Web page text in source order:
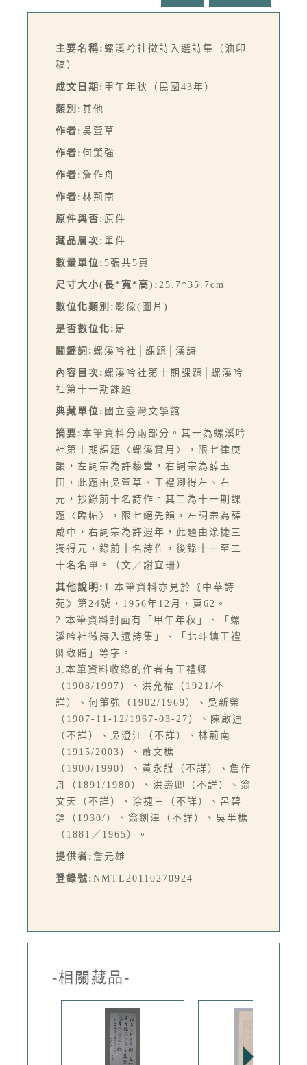
主要名稱: 螺溪吟社徵詩入選詩集（油印
稿）
成文日期: 甲午年秋（民國43年）
類別: 其他
作者: 吳萱草
作者: 何策強
作者: 詹作舟
作者: 林荊南
原件與否: 原件
藏品層次: 單件
數量單位: 5張共5頁
尺寸大小(長*寬*高): 25.7*35.7cm
數位化類別: 影像(圖片)
是否數位化: 是
關鍵詞: 螺溪吟社│課題│漢詩
內容目次: 螺溪吟社第十期課題│螺溪吟
社第十一期課題
典藏單位: 國立臺灣文學館
摘要: 本筆資料分兩部分。其一為螺溪吟
社第十期課題〈螺溪賞月〉，限七律庚
韻，左詞宗為許藜堂，右詞宗為薛玉
田，此題由吳萱草、王禮卿得左、右
元，抄錄前十名詩作。其二為十一期課
題〈臨帖〉，限七絕先韻，左詞宗為薛
咸中，右詞宗為許遐年，此題由涂捷三
獨得元，錄前十名詩作，後錄十一至二
十名名單。（文／謝宜珊）
其他說明: 1.本筆資料亦見於《中華詩
苑》第24號，1956年12月，頁62。
2.本筆資料封面有「甲午年秋」、「螺
溪吟社徵詩入選詩集」、「北斗鎮王禮
卿敬贈」等字。
3.本筆資料收錄的作者有王禮卿
（1908/1997）、洪允權（1921/不
詳）、何策強（1902/1969）、吳新榮
（1907-11-12/1967-03-27）、陳啟迪
（不詳）、吳澄江（不詳）、林荊南
（1915/2003）、蕭文樵
（1900/1990）、黃永謀（不詳）、詹作
舟（1891/1980）、洪壽卿（不詳）、翁
文天（不詳）、涂捷三（不詳）、呂碧
銓（1930/）、翁劍津（不詳）、吳半樵
（1881／1965）。
提供者: 詹元雄
登錄號: NMTL20110270924
-相關藏品-